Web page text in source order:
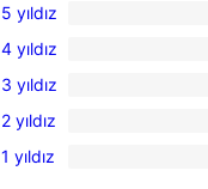
1
5
yıldızlı
inceleme
5 yıldız
0
4
yıldızlı
inceleme
4 yıldız
0
3
yıldızlı
3 yıldız
0
2
2 yıldız
0
1 yıldız